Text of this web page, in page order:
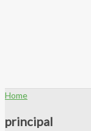
Home
principal